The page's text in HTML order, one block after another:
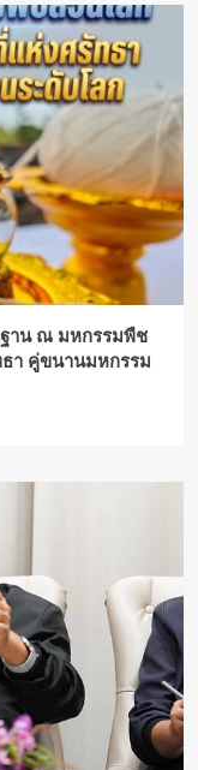
ฐาน ณ มหกรรมพืช
า คู่ขนานมหกรรม